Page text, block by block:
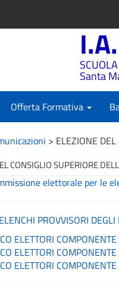
Santa
Offerta Formativa
> ELEZIONE
CONSIGLIO SUPERIORE
elettorale per le
PROVVISORI
ELETTORI
ELETTORI
ELETTORI